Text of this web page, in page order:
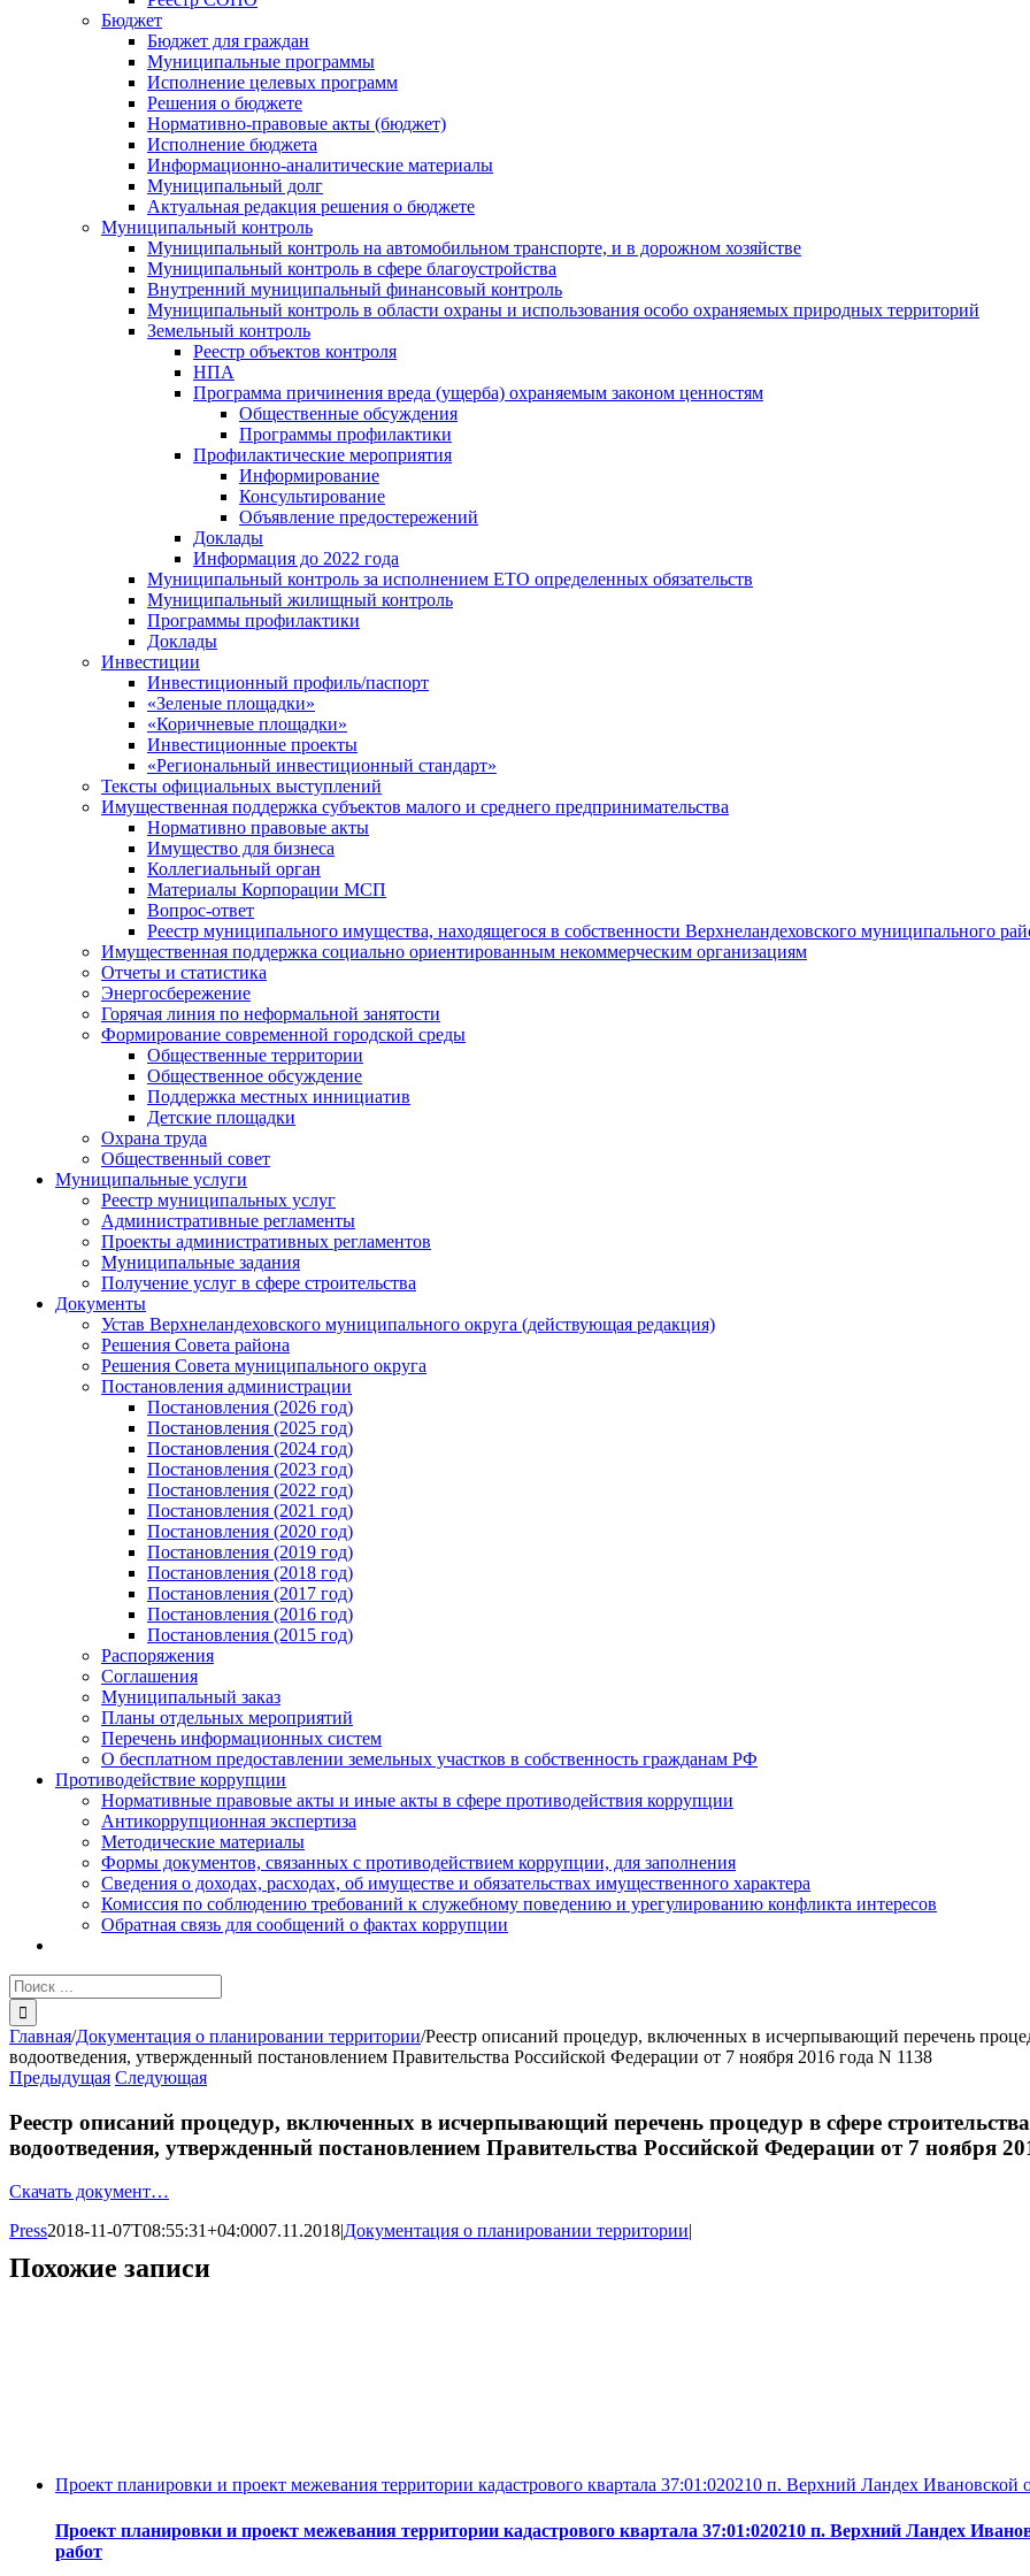
Бюджет
Бюджет для граждан
Муниципальные программы
Исполнение целевых программ
Решения о бюджете
Нормативно-правовые акты (бюджет)
Исполнение бюджета
Информационно-аналитические материалы
Муниципальный долг
Актуальная редакция решения о бюджете
Муниципальный контроль
Муниципальный контроль на автомобильном транспорте, и в дорожном хозяйстве
Муниципальный контроль в сфере благоустройства
Внутренний муниципальный финансовый контроль
Муниципальный контроль в области охраны и использования особо охраняемых природных территорий
Земельный контроль
Реестр объектов контроля
НПА
Программа причинения вреда (ущерба) охраняемым законом ценностям
Общественные обсуждения
Программы профилактики
Профилактические мероприятия
Информирование
Консультирование
Объявление предостережений
Доклады
Информация до 2022 года
Муниципальный контроль за исполнением ЕТО определенных обязательств
Муниципальный жилищный контроль
Программы профилактики
Доклады
Инвестиции
Инвестиционный профиль/паспорт
«Зеленые площадки»
«Коричневые площадки»
Инвестиционные проекты
«Региональный инвестиционный стандарт»
Тексты официальных выступлений
Имущественная поддержка субъектов малого и среднего предпринимательства
Нормативно правовые акты
Имущество для бизнеса
Коллегиальный орган
Материалы Корпорации МСП
Вопрос-ответ
Реестр муниципального имущества, находящегося в собственности Верхнеландеховского муниципального
Имущественная поддержка социально ориентированным некоммерческим организациям
Отчеты и статистика
Энергосбережение
Горячая линия по неформальной занятости
Формирование современной городской среды
Общественные территории
Общественное обсуждение
Поддержка местных иннициатив
Детские площадки
Охрана труда
Общественный совет
Муниципальные услуги
Реестр муниципальных услуг
Административные регламенты
Проекты административных регламентов
Муниципальные задания
Получение услуг в сфере строительства
Документы
Устав Верхнеландеховского муниципального округа (действующая редакция)
Решения Совета района
Решения Совета муниципального округа
Постановления администрации
Постановления (2026 год)
Постановления (2025 год)
Постановления (2024 год)
Постановления (2023 год)
Постановления (2022 год)
Постановления (2021 год)
Постановления (2020 год)
Постановления (2019 год)
Постановления (2018 год)
Постановления (2017 год)
Постановления (2016 год)
Постановления (2015 год)
Распоряжения
Соглашения
Муниципальный заказ
Планы отдельных мероприятий
Перечень информационных систем
О бесплатном предоставлении земельных участков в собственность гражданам РФ
Противодействие коррупции
Нормативные правовые акты и иные акты в сфере противодействия коррупции
Антикоррупционная экспертиза
Методические материалы
Формы документов, связанных с противодействием коррупции, для заполнения
Сведения о доходах, расходах, об имуществе и обязательствах имущественного характера
Комиссия по соблюдению требований к служебному поведению и урегулированию конфликта интересов
Обратная связь для сообщений о фактах коррупции
Результат
поиска:
Главная/Документация о планировании территории/Реестр описаний процедур, включенных в исчерпывающий перечень
водоотведения, утвержденный постановлением Правительства Российской Федерации от 7 ноября 2016 года N 1138
Предыдущая Следующая
Реестр описаний процедур, включенных в исчерпывающий перечень процедур в сфере
водоотведения, утвержденный постановлением Правительства Российской Федерации от 7 ноября
Скачать документ…
Press2018-11-07T08:55:31+04:0007.11.2018|Документация о планировании территории|
Похожие записи
Проект планировки и проект межевания территории кадастрового квартала 37:01:020210 п. Верхний Ландех
Проект планировки и проект межевания территории кадастрового квартала 37:01:020210 п. Верхний Ландех
работ